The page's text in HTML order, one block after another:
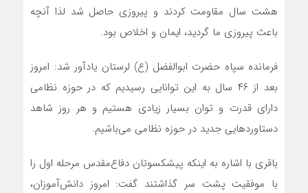
هشت سال مقاومت کردند و پیروزی حاصل شد لذا آنچه
باعث پیروزی ما گردید، ایمان و اخلاص بود.
فرمانده سپاه حضرت ابوالفضل (ع) لرستان یادآور شد: امروز
بعد از ۴۶ سال به این توانایی رسیدیم که در حوزه نظامی
دارای قدرت و توان بسیار زیادی هستیم و هر روز شاهد
دستاوردهایی جدید در حوزه نظامی می‌باشیم.
باقری با اشاره به اینکه پیشکسوتان دفاع‌مقدس مرحله اول را
با موفقیت پشت سر گذاشتند گفت: امروز دانش‌آموزان،